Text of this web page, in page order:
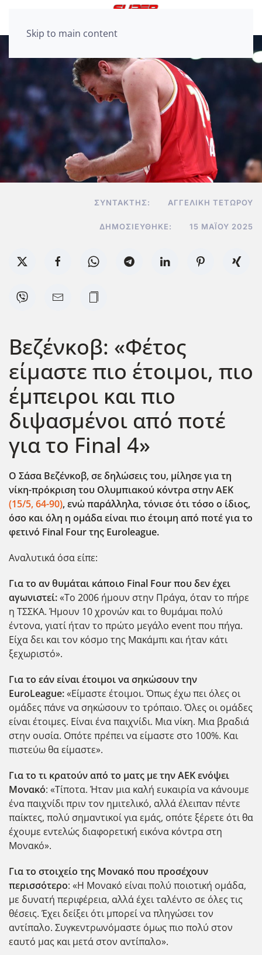
Skip to main content
ΣΥΝΤΆΚΤΗΣ: ΑΓΓΕΛΙΚΉ ΤΕΤΏΡΟΥ
ΔΗΜΟΣΙΕΎΘΗΚΕ: 15 ΜΑΪ́ΟΥ 2025
Βεζένκοβ: «Φέτος
είμαστε πιο έτοιμοι, πιο
έμπειροι και πιο
διψασμένοι από ποτέ
για το Final 4»
Ο Σάσα Βεζένκοβ, σε δηλώσεις του, μίλησε για τη
νίκη-πρόκριση του Ολυμπιακού κόντρα στην ΑΕΚ
(15/5, 64-90), ενώ παράλληλα, τόνισε ότι τόσο ο ίδιος,
όσο και όλη η ομάδα είναι πιο έτοιμη από ποτέ για το
φετινό Final Four της Euroleague.
Aναλυτικά όσα είπε:
Για το αν θυμάται κάποιο Final Four που δεν έχει
αγωνιστεί:«Το 2006 ήμουν στην Πράγα, όταν το πήρε
η ΤΣΣΚΑ. Ήμουν 10 χρονών και το θυμάμαι πολύ
έντονα, γιατί ήταν το πρώτο μεγάλο event που πήγα.
Είχα δει και τον κόσμο της Μακάμπι και ήταν κάτι
ξεχωριστό».
Για το εάν είναι έτοιμοι να σηκώσουν την
EuroLeague:«Είμαστε έτοιμοι. Όπως έχω πει όλες οι
ομάδες πάνε να σηκώσουν το τρόπαιο. Όλες οι ομάδες
είναι έτοιμες. Είναι ένα παιχνίδι. Μια νίκη. Μια βραδιά
στην ουσία. Οπότε πρέπει να είμαστε στο 100%. Και
πιστεύω θα είμαστε».
Για το τι κρατούν από το ματς με την ΑΕΚ ενόψει
Μονακό: «Τίποτα. Ήταν μια καλή ευκαιρία να κάνουμε
ένα παιχνίδι πριν τον ημιτελικό, αλλά έλειπαν πέντε
παίκτες, πολύ σημαντικοί για εμάς, οπότε ξέρετε ότι θα
έχουμε εντελώς διαφορετική εικόνα κόντρα στη
Μονακό».
Για το στοιχείο της Μονακό που προσέχουν
περισσότερο: «Η Μονακό είναι πολύ ποιοτική ομάδα,
με δυνατή περιφέρεια, αλλά έχει ταλέντο σε όλες τις
θέσεις. Έχει δείξει ότι μπορεί να πληγώσει τον
αντίπαλο. Συγκεντρωνόμαστε όμως πιο πολύ στον
εαυτό μας και μετά στον αντίπαλο».